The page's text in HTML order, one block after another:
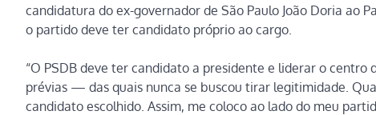
candidatura do ex-governador de São Paulo João Doria ao
o partido deve ter candidato próprio ao cargo.
“O PSDB deve ter candidato a presidente e liderar o
prévias — das quais nunca se buscou tirar legitimidade.
candidato escolhido. Assim, me coloco ao lado do meu